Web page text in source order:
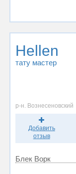
Hellen
тату мастер
р-н. Вознесеновский
Добавить
отзыв
Блек Ворк